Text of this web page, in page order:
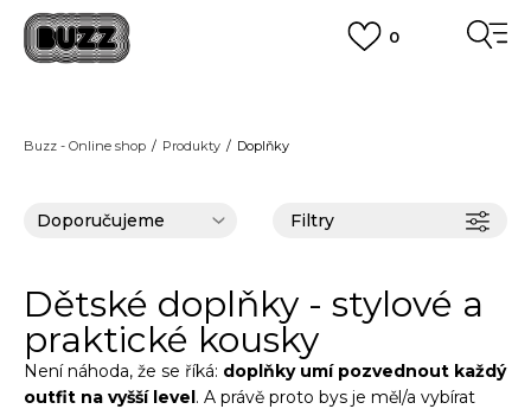
0
pro objednávky nad 2.500 Kč (neplatí pro Click&Collect)
Buzz - Online shop Produkty Doplňky
Filtry
Dětské doplňky - stylové a
praktické kousky
Není náhoda, že se říká: doplňky umí pozvednout každý
outfit na vyšší level. A právě proto bys je měl/a vybírat